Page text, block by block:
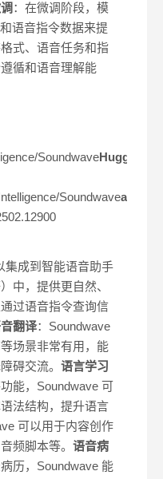
：在微调阶段，模
语音指令数据来提
式、语音任务和指
循和语音理解能
Soundwave
SoundwavearXiv
集成到智能语音助手
中，提供更自然、
过语音指令查询信
翻译：Soundwave
场景非常有用，能
碍交流。 语言学习
能，Soundwave 可
法结构，提升语言
可以用于内容创作
频脚本等。 语音病
历，Soundwave 能